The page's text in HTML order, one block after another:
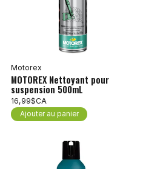
Motorex
MOTOREX Nettoyant pour
suspension 500mL
16,99$CA
Ajouter au panier